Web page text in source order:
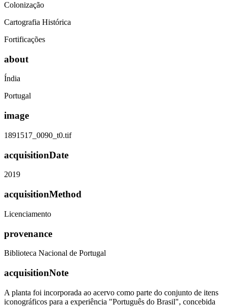
Colonização
Cartografia Histórica
Fortificações
about
Índia
Portugal
image
1891517_0090_t0.tif
acquisitionDate
2019
acquisitionMethod
Licenciamento
provenance
Biblioteca Nacional de Portugal
acquisitionNote
A planta foi incorporada ao acervo como parte do conjunto de itens
iconográficos para a experiência "Português do Brasil", concebida